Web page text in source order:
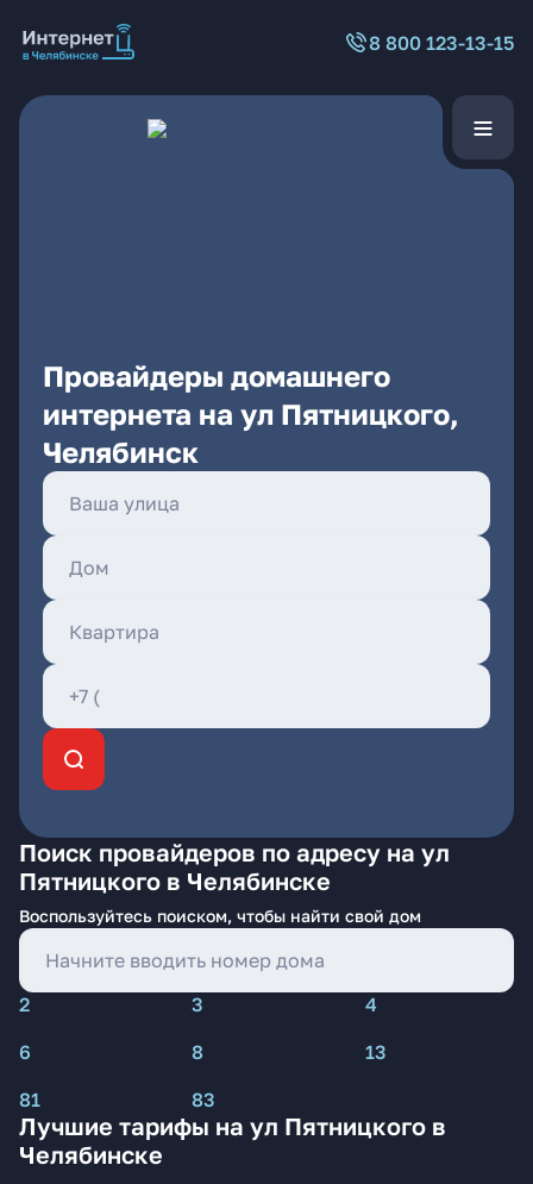
8 800 123-13-15
Провайдеры домашнего
интернета на ул Пятницкого,
Челябинск
Поиск провайдеров по адресу на ул
Пятницкого в Челябинске
Воспользуйтесь поиском, чтобы найти свой дом
2 3
4
6
8
13
81
83
Лучшие тарифы на ул Пятницкого в
Челябинске